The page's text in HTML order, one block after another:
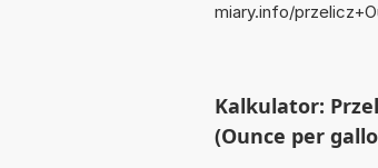
miary.info/
Kalkulator:
(Ounce per